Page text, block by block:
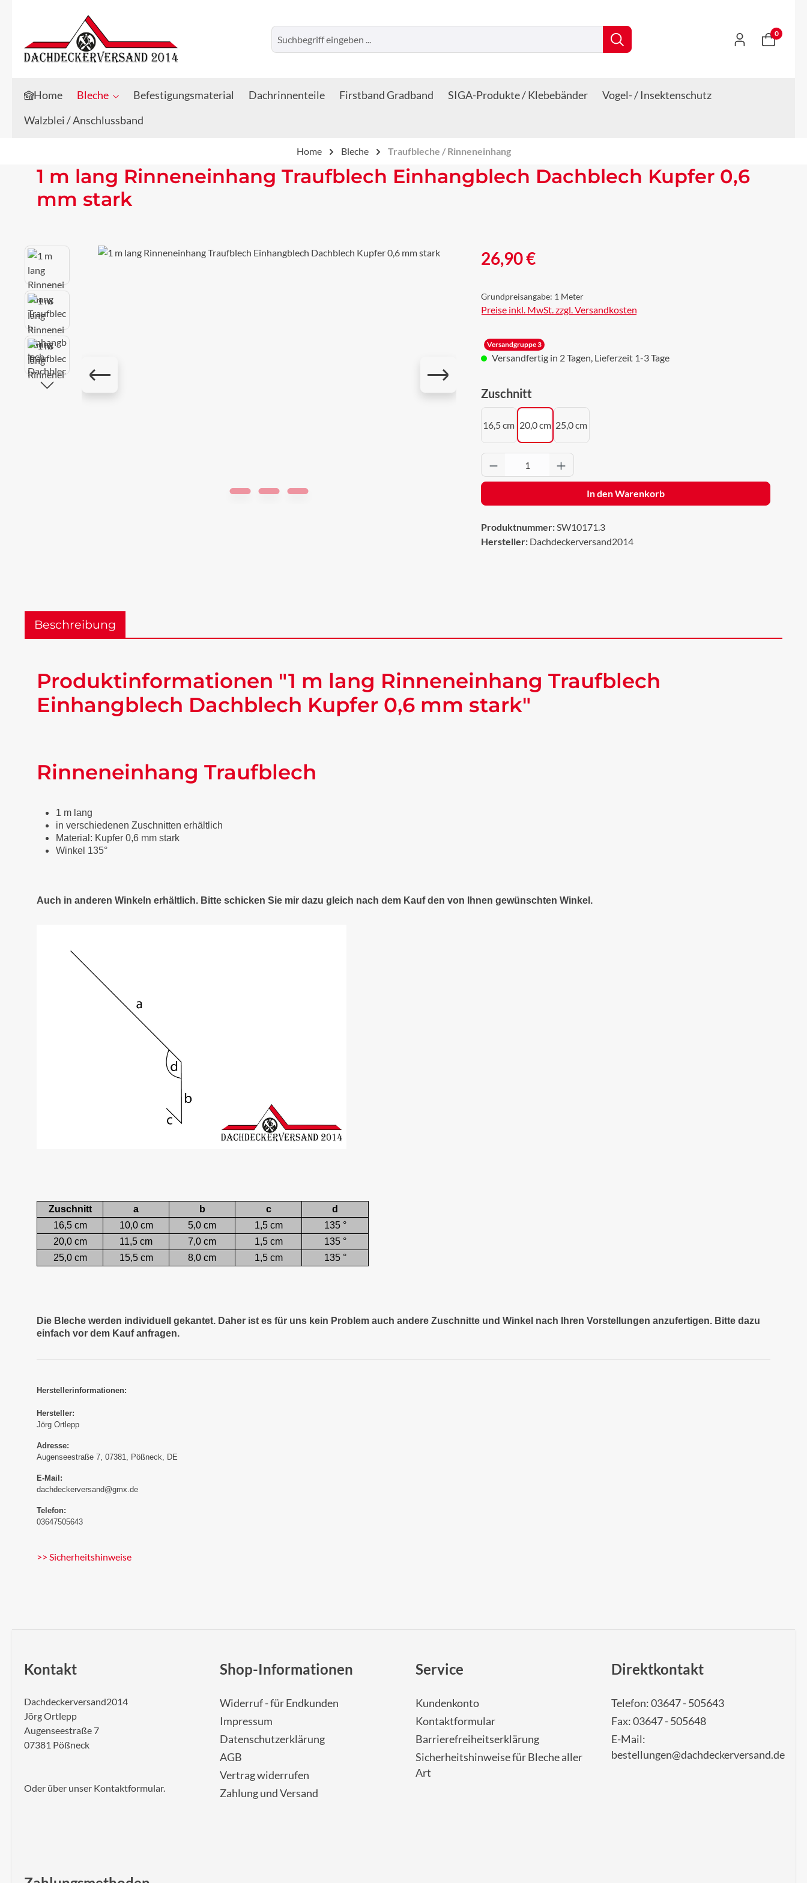
Zum Hauptinhalt springen
Zur Suche springen
0
Home Bleche Befestigungsmaterial Dachrinnenteile Firstband Gradband SIGA-Produkte / Klebebänder
Vogel- / Insektenschutz
Walzblei / Anschlussband
Home Bleche Traufbleche / Rinneneinhang
1 m lang Rinneneinhang Traufblech Einhangblech Dachblech Kupfer 0,6
mm stark
Bildergalerie überspringen Regulärer Preis:
26,90 €
Grundpreisangabe: 1 Meter
Preise inkl. MwSt. zzgl. Versandkosten
Versandgruppe 3
Versandfertig in 2 Tagen, Lieferzeit 1-3 Tage
Zuschnittauswählen
16,5 cm 20,0 cm 25,0 cm
Produkt Anzahl: Gib den gewünschten Wert ein
In den Warenkorb
Produktnummer:SW10171.3
Hersteller: Dachdeckerversand2014
Beschreibung
Produktinformationen "1 m lang Rinneneinhang Traufblech
Einhangblech Dachblech Kupfer 0,6 mm stark"
Rinneneinhang Traufblech
1 m lang
in verschiedenen Zuschnitten erhältlich
Material: Kupfer 0,6 mm stark
Winkel 135°
Auch in anderen Winkeln erhältlich. Bitte schicken Sie mir dazu gleich nach dem Kauf den von Ihnen gewünschten Winkel.
Zuschnitt a b c
d
16,5 cm
10,0 cm 5,0 cm 1,5 cm
135 °
20,0 cm
11,5 cm 7,0 cm 1,5 cm
135 °
25,0 cm
15,5 cm 8,0 cm 1,5 cm 135 °
Die Bleche werden individuell gekantet. Daher ist es für uns kein Problem auch andere Zuschnitte und Winkel nach Ihren Vorstellungen anzufertigen. Bitte dazu
einfach vor dem Kauf anfragen.
Herstellerinformationen:
Hersteller:
Jörg Ortlepp
Adresse:
Augenseestraße 7, 07381, Pößneck, DE
E-Mail:
dachdeckerversand@gmx.de
Telefon:
03647505643
>> Sicherheitshinweise
Kontakt
Dachdeckerversand2014
Jörg Ortlepp
Augenseestraße 7
07381 Pößneck
Oder über unser Kontaktformular.
Shop-Informationen
Widerruf - für Endkunden
Impressum
Datenschutzerklärung
AGB
Vertrag widerrufen
Zahlung und Versand
Service
Kundenkonto
Kontaktformular
Barrierefreiheitserklärung
Sicherheitshinweise für Bleche aller
Art
Direktkontakt
Telefon: 03647 - 505643
Fax: 03647 - 505648
E-Mail:
bestellungen@dachdeckerversand.de